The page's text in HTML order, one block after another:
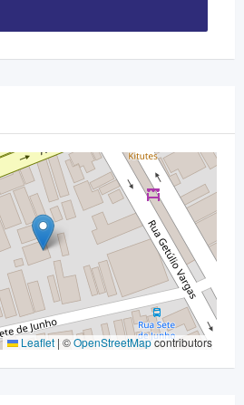
Leaflet | ©OpenStreetMapcontributors